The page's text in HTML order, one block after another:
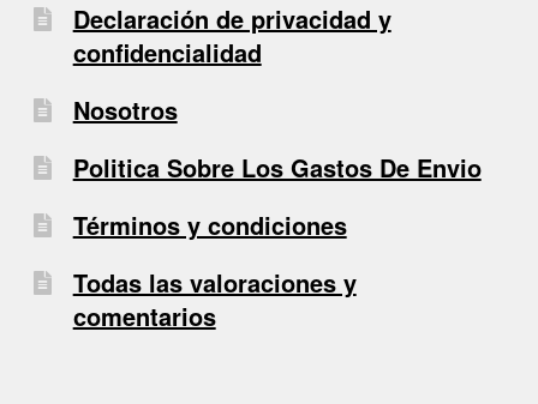
Declaración de privacidad y
confidencialidad
Nosotros
Politica Sobre Los Gastos De Envio
Términos y condiciones
Todas las valoraciones y
comentarios